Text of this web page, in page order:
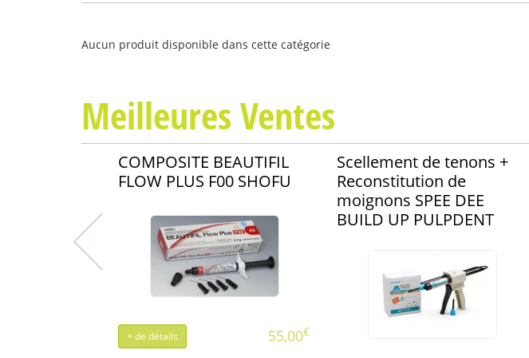
Aucun produit disponible dans cette catégorie
Meilleures Ventes
COMPOSITE BEAUTIFIL
FLOW PLUS F00 SHOFU
+ de détails 55,00€
Scellement de tenons +
Reconstitution de
moignons SPEE DEE
BUILD UP PULPDENT